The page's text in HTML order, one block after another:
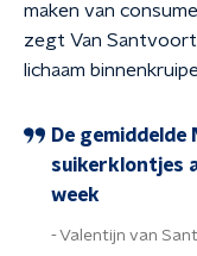
maken van
zegt Van
lichaam
De
suikerklontjes
week
Valentijn van